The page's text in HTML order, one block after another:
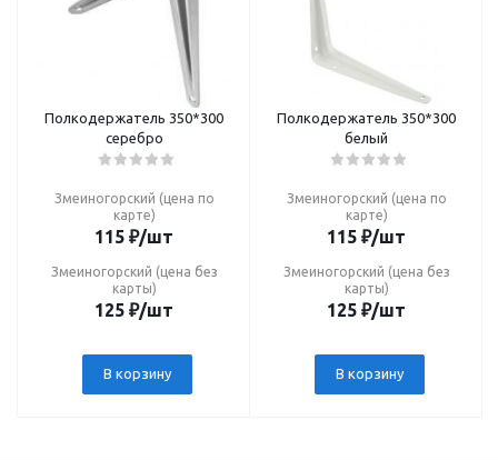
Полкодержатель 350*300
серебро
Змеиногорский (цена по
карте)
115 ₽/шт
Змеиногорский (цена без
карты)
125 ₽/шт
В корзину
Полкодержатель 350*300
белый
Змеиногорский (цена по
карте)
115 ₽/шт
Змеиногорский (цена без
карты)
125 ₽/шт
В корзину